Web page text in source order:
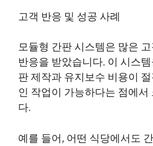
고객 반응 및 성공 사례
모듈형 간판 시스템은 많은
반응을 받았습니다. 이 시스
판 제작과 유지보수 비용이
인 작업이 가능하다는 점에서
다.
예를 들어, 어떤 식당에서도